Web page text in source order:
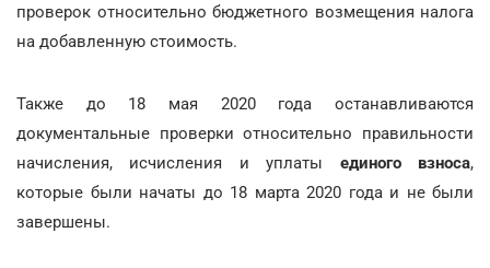
проверок относительно бюджетного возмещения налога
на добавленную стоимость.
Также до 18 мая 2020 года останавливаются
документальные проверки относительно правильности
начисления, исчисления и уплаты единого взноса,
которые были начаты до 18 марта 2020 года и не были
завершены.